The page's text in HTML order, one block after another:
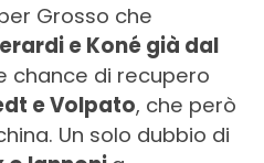
Grosso che
e Koné già dal
chance di recupero
e Volpato, che però
Un solo dubbio di